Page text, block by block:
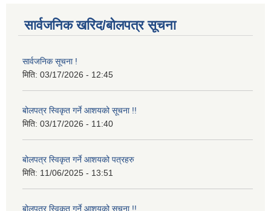
सार्वजनिक खरिद/बोलपत्र सूचना
सार्वजनिक सूचना !
मिति: 03/17/2026 - 12:45
बोलपत्र स्विकृत गर्ने आशयको सूचना !!
मिति: 03/17/2026 - 11:40
बोलपत्र स्विकृत गर्ने आशयको पत्रहरु
मिति: 11/06/2025 - 13:51
बोलपत्र स्विकृत गर्ने आशयको सूचना !!